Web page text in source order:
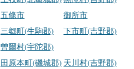
五條市 御所市
三郷町(生駒郡)
下市町(吉野郡)
曽爾村(宇陀郡)
田原本町(磯城郡) 天川村(吉野郡)